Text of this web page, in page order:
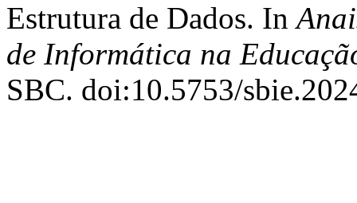
Estrutura de Dados. In
de Informática na
SBC. doi:10.5753/